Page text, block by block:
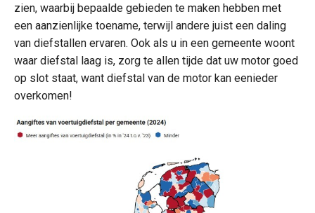
zien, waarbij bepaalde gebieden te maken hebben met
een aanzienlijke toename, terwijl andere juist een daling
van diefstallen ervaren. Ook als u in een gemeente woont
waar diefstal laag is, zorg te allen tijde dat uw motor goed
op slot staat, want diefstal van de motor kan eenieder
overkomen!